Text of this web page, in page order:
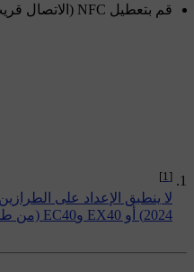
قم بتعطيل NFC (الاتصال قريب المدى) إذا كان جهازك يدعمه.
[1]
2024) أو EX40 وEC40 (من طراز عام 2025 وما بعده).